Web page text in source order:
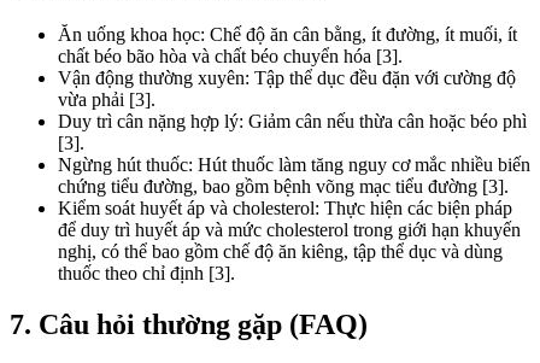
Ăn uống khoa học: Chế độ ăn cân bằng, ít đường, ít muối, ít
chất béo bão hòa và chất béo chuyển hóa [3].
Vận động thường xuyên: Tập thể dục đều đặn với cường độ
vừa phải [3].
Duy trì cân nặng hợp lý: Giảm cân nếu thừa cân hoặc béo phì
[3].
Ngừng hút thuốc: Hút thuốc làm tăng nguy cơ mắc nhiều biến
chứng tiểu đường, bao gồm bệnh võng mạc tiểu đường [3].
Kiểm soát huyết áp và cholesterol: Thực hiện các biện pháp
để duy trì huyết áp và mức cholesterol trong giới hạn khuyến
nghị, có thể bao gồm chế độ ăn kiêng, tập thể dục và dùng
thuốc theo chỉ định [3].
7. Câu hỏi thường gặp (FAQ)